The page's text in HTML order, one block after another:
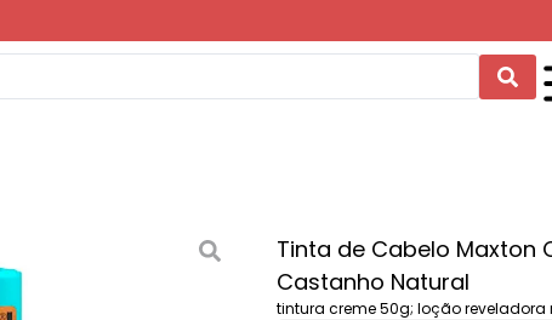
Tinta de Cabelo Maxton
Castanho Natural
tintura creme 50g; loção reveladora